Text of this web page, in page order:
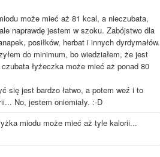
może mieć aż 81 kcal, a nieczubata,
naprawdę jestem w szoku. Zabójstwo dla
posiłków, herbat i innych dyrdymałów.
do minimum, bo wiedziałem, że jest
łyżeczka może mieć aż ponad 80
się jest bardzo łatwo, a potem weź i to
No, jestem oniemiały. :-D
miodu może mieć aż tyle kalorii...